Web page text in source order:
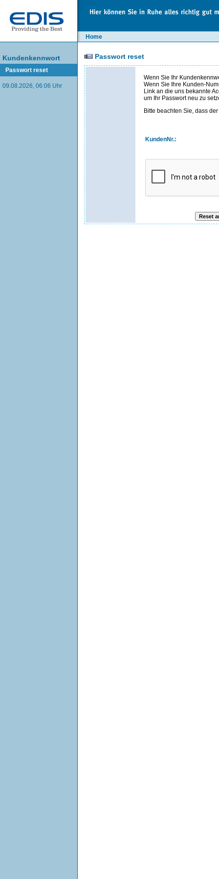
Home
Kundenkennwort
Passwort reset
09.08.2026, 06:06 Uhr
Passwort reset
Wenn Sie Ihr
Wenn Sie Ihre Kunden-
Link an die uns bekannte
um Ihr Passwort neu zu
Bitte beachten Sie, dass
KundenNr.: